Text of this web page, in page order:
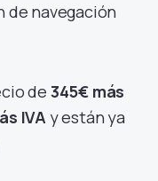
de navegación
de 345€ más
IVA y están ya